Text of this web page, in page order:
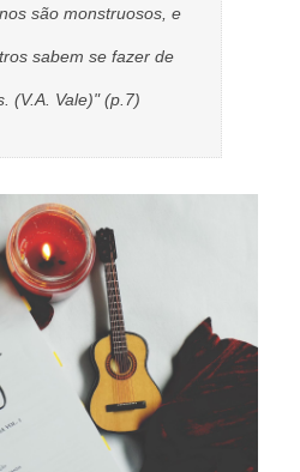
são monstruosos, e
sabem se fazer de
(V.A. Vale)" (p.7)